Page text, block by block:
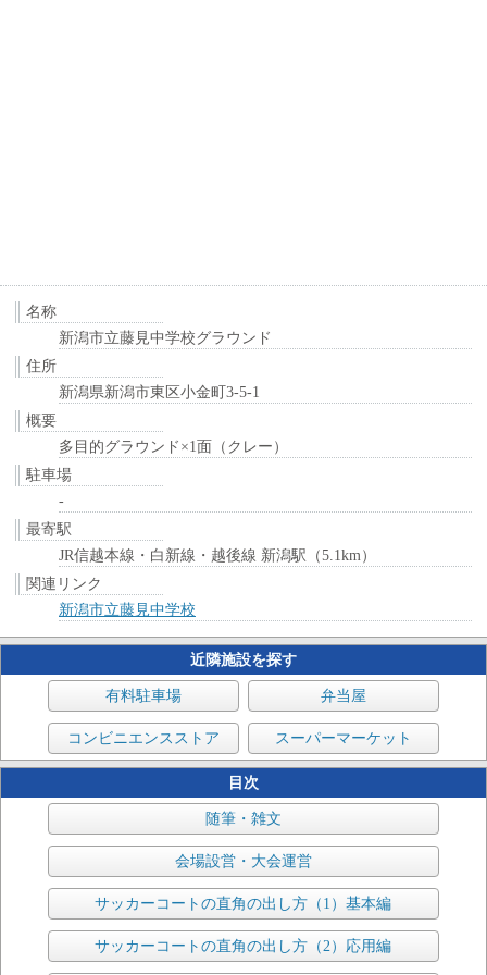
名称
新潟市立藤見中学校グラウンド
住所
新潟県新潟市東区小金町3-5-1
概要
多目的グラウンド×1面（クレー）
駐車場
-
最寄駅
JR信越本線・白新線・越後線 新潟駅（5.1km）
関連リンク
新潟市立藤見中学校
近隣施設を探す
有料駐車場 弁当屋
コンビニエンスストア スーパーマーケット
目次
随筆・雑文
会場設営・大会運営
サッカーコートの直角の出し方（1）基本編
サッカーコートの直角の出し方（2）応用編